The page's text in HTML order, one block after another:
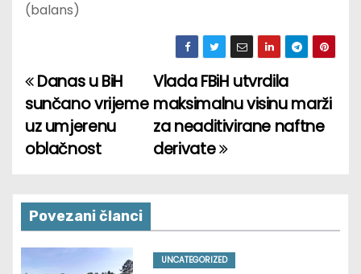
(balans)
P
o
s
n
a
Vlada FBiH utvrdila
maksimalnu visinu marži
za neaditivirane naftne
derivate
Danas u BiH
sunčano vrijeme
uz umjerenu
oblačnost
Povezani članci
UNCATEGORIZED